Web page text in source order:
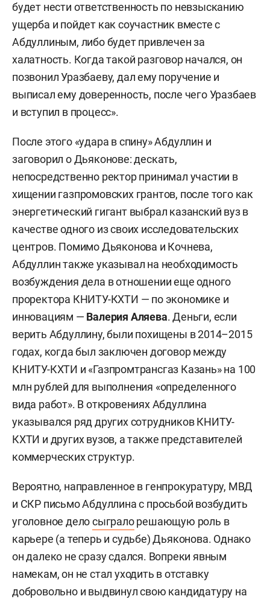
будет нести ответственность по невзысканию
ущерба и пойдет как соучастник вместе с
Абдуллиным, либо будет привлечен за
халатность. Когда такой разговор начался, он
позвонил Уразбаеву, дал ему поручение и
выписал ему доверенность, после чего Уразбаев
и вступил в процесс».
После этого «удара в спину» Абдуллин и
заговорил о Дьяконове: дескать,
непосредственно ректор принимал участии в
хищении газпромовских грантов, после того как
энергетический гигант выбрал казанский вуз в
качестве одного из своих исследовательских
центров. Помимо Дьяконова и Кочнева,
Абдуллин также указывал на необходимость
возбуждения дела в отношении еще одного
проректора КНИТУ-КХТИ — по экономике и
инновациям — Валерия Аляева. Деньги, если
верить Абдуллину, были похищены в 2014–2015
годах, когда был заключен договор между
КНИТУ-КХТИ и «Газпромтрансгаз Казань» на 100
млн рублей для выполнения «определенного
вида работ». В откровениях Абдуллина
указывался ряд других сотрудников КНИТУ-
КХТИ и других вузов, а также представителей
коммерческих структур.
Вероятно, направленное в генпрокуратуру, МВД
и СКР письмо Абдуллина с просьбой возбудить
уголовное делосыгралорешающую роль в
карьере (а теперь и судьбе) Дьяконова. Однако
он далеко не сразу сдался. Вопреки явным
намекам, он не стал уходить в отставку
добровольно и выдвинул свою кандидатуру на